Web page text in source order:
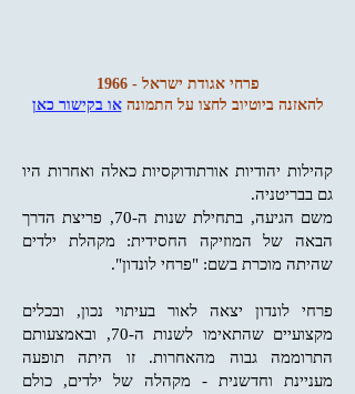
פרחי אגודת ישראל - 1966
להאזנה ביוטיוב לחצו על התמונהאו בקישור כאן
קהילות יהודיות אורתודוקסיות כאלה ואחרות היו
גם בבריטניה.
משם הגיעה, בתחילת שנות ה-70, פריצת הדרך
הבאה של המוזיקה החסידית: מקהלת ילדים
שהיתה מוכרת בשם: "פרחי לונדון".
פרחי לונדון יצאה לאור בעיתוי נכון, ובכלים
מקצועיים שהתאימו לשנות ה-70, ובאמצעותם
התרוממה גבוה מהאחרות. זו היתה תופעה
מעניינת וחדשנית - מקהלה של ילדים, כולם